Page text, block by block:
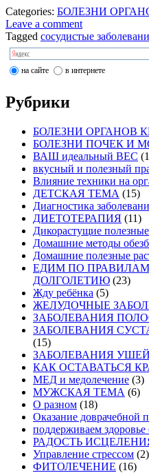
Categories: БОЛЕЗНИ
Leave a comment
Tagged сосудистые
на сайте в интернете
Рубрики
БОЛЕЗНИ ОРГАНОВ
БОЛЕЗНИ ПОЧЕК И
ВАШ идеальный ВЕС
вкусный и полезный
Влияние техники на
ДЕТСКАЯ ТЕМА (15)
Диагностика
ДИЕТОТЕРАПИЯ (11)
Дикорастущие
Домашние методы
Домашние полезные
ЕДИМ ПО
ДОЛГОЛЕТИЮ (23)
Жду ребёнка (5)
ЖЕЛУДОЧНЫЕ
ЗАБОЛЕВАНИЯ
ЗАБОЛЕВАНИЯ
(15)
ЗАБОЛЕВАНИЯ
КАК ОСТАВАТЬСЯ
МЕД и медолечение (3)
МУЖСКАЯ ТЕМА (6)
О разном (18)
Оказание доврачебной
поддерживаем здоровье
РАДОСТЬ
Управление стрессом (2)
ФИТОЛЕЧЕНИЕ (16)